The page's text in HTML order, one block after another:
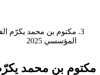
مكتوم بن محمد يكرّم
المؤسسي 2025
مكتوم بن محمد يكرّم